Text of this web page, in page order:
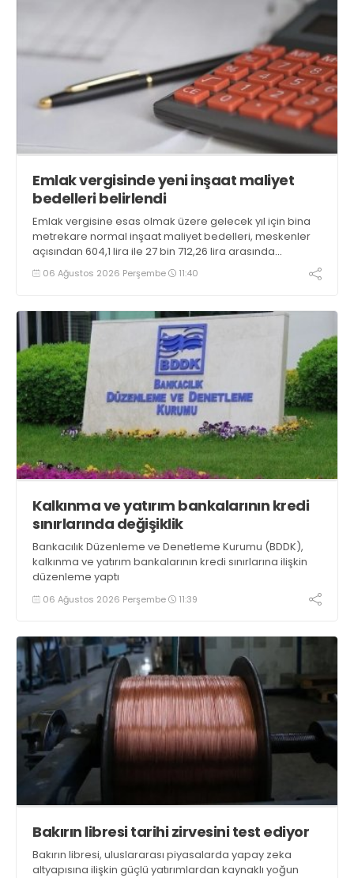
Emlak vergisinde yeni inşaat maliyet
bedelleri belirlendi
Emlak vergisine esas olmak üzere gelecek yıl için bina
metrekare normal inşaat maliyet bedelleri, meskenler
açısından 604,1 lira ile 27 bin 712,26 lira arasında
değişecek
06 Ağustos 2026 Perşembe 11:40
Kalkınma ve yatırım bankalarının kredi
sınırlarında değişiklik
Bankacılık Düzenleme ve Denetleme Kurumu (BDDK),
kalkınma ve yatırım bankalarının kredi sınırlarına ilişkin
düzenleme yaptı
06 Ağustos 2026 Perşembe 11:39
Bakırın libresi tarihi zirvesini test ediyor
Bakırın libresi, uluslararası piyasalarda yapay zeka
altyapısına ilişkin güçlü yatırımlardan kaynaklı yoğun